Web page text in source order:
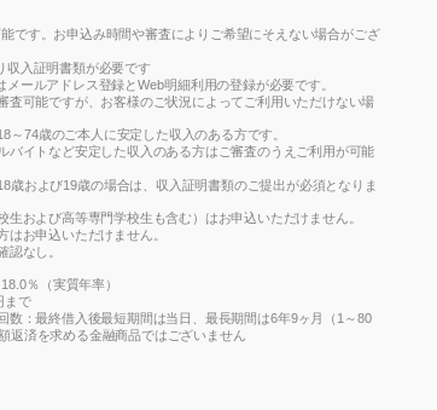
です。お申込み時間や審査によりご希望にそえない場合がござ
入証明書類が必要です
ールアドレス登録とWeb明細利用の登録が必要です。
査可能ですが、お客様のご状況によってご利用いただけない場
～74歳のご本人に安定した収入のある方です。
バイトなど安定した収入のある方はご審査のうえご利用が可能
歳および19歳の場合は、収入証明書類のご提出が必須となりま
および高等専門学校生も含む）はお申込いただけません。
お申込いただけません。
認なし。
％（実質年率）
まで
数：最終借入後最短期間は当日、最長期間は6年9ヶ月（1～80
返済を求める金融商品ではございません